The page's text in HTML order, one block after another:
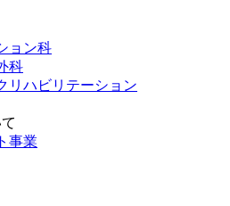
ョン科
科
リハビリテーション
事業